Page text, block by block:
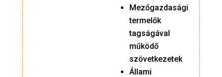
Mezőgazdasági
termelők
tagságával
működő
szövetkezetek
Állami